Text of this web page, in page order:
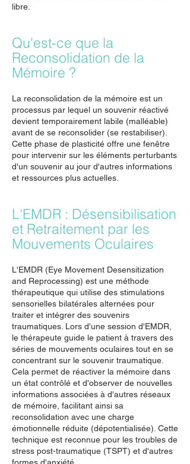
libre.
Qu'est-ce que la
Reconsolidation de la
Mémoire ?
La reconsolidation de la mémoire est un
processus par lequel un souvenir réactivé
devient temporairement labile (malléable)
avant de se reconsolider (se restabiliser).
Cette phase de plasticité offre une fenêtre
pour intervenir sur les éléments perturbants
d'un souvenir au jour d'autres informations
et ressources plus actuelles.
L'EMDR : Désensibilisation
et Retraitement par les
Mouvements Oculaires
L'EMDR (Eye Movement Desensitization
and Reprocessing) est une méthode
thérapeutique qui utilise des stimulations
sensorielles bilatérales alternées pour
traiter et intégrer des souvenirs
traumatiques. Lors d'une session d'EMDR,
le thérapeute guide le patient à travers des
séries de mouvements oculaires tout en se
concentrant sur le souvenir traumatique.
Cela permet de réactiver la mémoire dans
un état contrôlé et d'observer de nouvelles
informations associées à d'autres réseaux
de mémoire, facilitant ainsi sa
reconsolidation avec une charge
émotionnelle réduite (dépotentialisée). Cette
technique est reconnue pour les troubles de
stress post-traumatique (TSPT) et d'autres